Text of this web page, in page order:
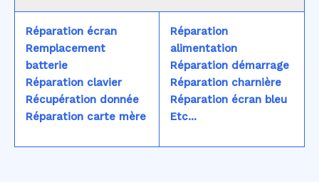
Réparation écran
Remplacement
batterie
Réparation clavier
Récupération donnée
Réparation carte mère
Réparation
alimentation
Réparation démarrage
Réparation charnière
Réparation écran bleu
Etc...